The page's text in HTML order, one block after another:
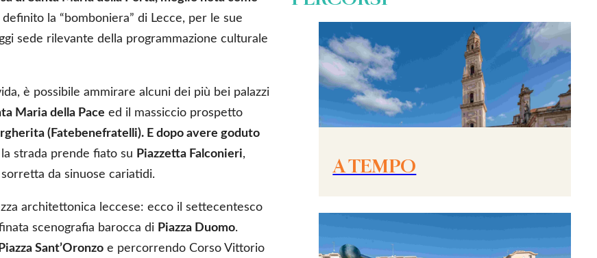
definito la “bomboniera” di Lecce, per le sue
sede rilevante della programmazione culturale
è possibile ammirare alcuni dei più bei palazzi
Maria della Pace ed il massiccio prospetto
(Fatebenefratelli). E dopo avere goduto
la strada prende fiato su Piazzetta Falconieri,
sorretta da sinuose cariatidi.
architettonica leccese: ecco il settecentesco
scenografia barocca di Piazza Duomo.
Piazza Sant’Oronzo e percorrendo Corso Vittorio
A TEMPO